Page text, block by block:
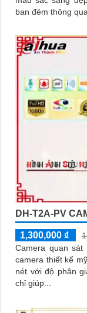
ban đêm thông
DH-T2A-PV
1,300,000 ₫
Camera quan sát
camera thiết kế
nét với độ phân giải FULL
chỉ giúp...